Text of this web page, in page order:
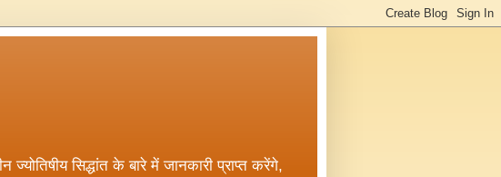
सिद्धांत के बारे में जानकारी प्राप्त करेंगे,